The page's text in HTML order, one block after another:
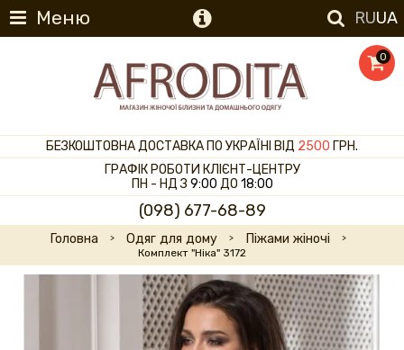
Меню RUUA
0
БЕЗКОШТОВНА ДОСТАВКА ПО УКРАЇНІ ВІД 2500 ГРН.
ГРАФІК РОБОТИ КЛІЄНТ-ЦЕНТРУ
ПН - НД З 9:00 ДО 18:00
(098) 677-68-89
Головна Одяг для дому Піжами жіночі
Комплект "Ніка" 3172